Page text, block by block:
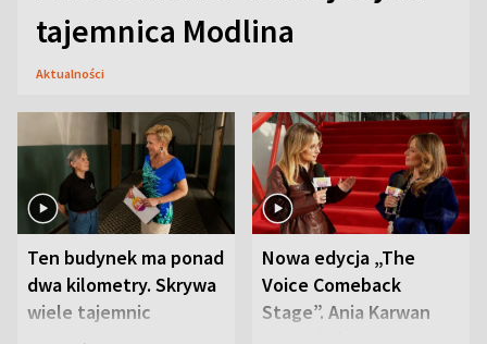
tajemnica Modlina
Aktualności
Ten budynek ma ponad
dwa kilometry. Skrywa
wiele tajemnic
Nowa edycja „The
Voice Comeback
Stage”. Ania Karwan